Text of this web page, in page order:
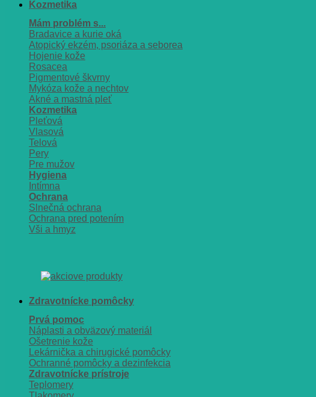
Kozmetika
Mám problém s...
Bradavice a kurie oká
Atopický ekzém, psoriáza a seborea
Hojenie kože
Rosacea
Pigmentové škvrny
Mykóza kože a nechtov
Akné a mastná pleť
Kozmetika
Pleťová
Vlasová
Telová
Pery
Pre mužov
Hygiena
Intímna
Ochrana
Slnečná ochrana
Ochrana pred potením
Vši a hmyz
Zdravotnícke pomôcky
Prvá pomoc
Náplasti a obväzový materiál
Ošetrenie kože
Lekárnička a chirugické pomôcky
Ochranné pomôcky a dezinfekcia
Zdravotnícke prístroje
Teplomery